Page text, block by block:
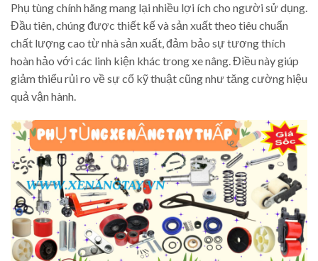
Phụ tùng chính hãng mang lại nhiều lợi ích cho người sử dụng.
Đầu tiên, chúng được thiết kế và sản xuất theo tiêu chuẩn
chất lượng cao từ nhà sản xuất, đảm bảo sự tương thích
hoàn hảo với các linh kiện khác trong xe nâng. Điều này giúp
giảm thiểu rủi ro về sự cố kỹ thuật cũng như tăng cường hiệu
quả vận hành.